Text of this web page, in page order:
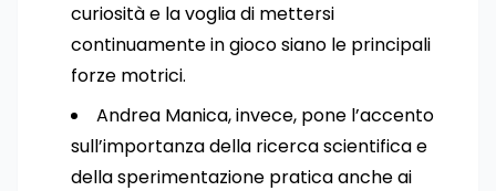
curiosità e la voglia di mettersi
continuamente in gioco siano le principali
forze motrici.
Andrea Manica, invece, pone l’accento
sull’importanza della ricerca scientifica e
della sperimentazione pratica anche ai